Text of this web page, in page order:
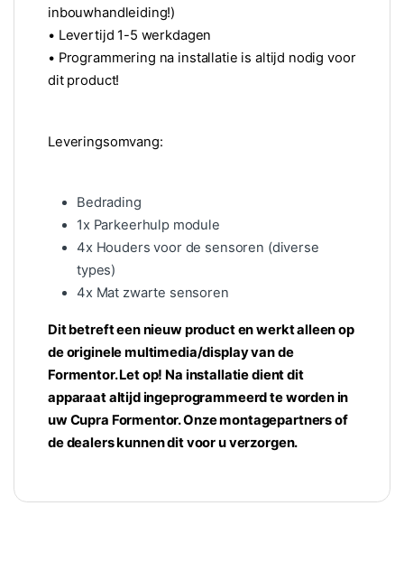
inbouwhandleiding!)
• Levertijd 1-5 werkdagen
• Programmering na installatie is altijd nodig voor
dit product!
Leveringsomvang:
Bedrading
1x Parkeerhulp module
4x Houders voor de sensoren (diverse
types)
4x Mat zwarte sensoren
Dit betreft een nieuw product en werkt alleen op
de originele multimedia/display van de
Formentor. Let op! Na installatie dient dit
apparaat altijd ingeprogrammeerd te worden in
uw Cupra Formentor. Onze montagepartners of
de dealers kunnen dit voor u verzorgen.